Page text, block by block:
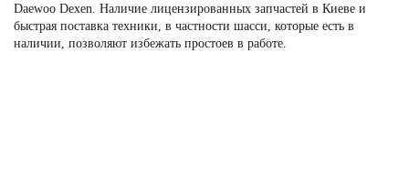
Daewoo Dexen. Наличие лицензированных запчастей в Киеве и
быстрая поставка техники, в частности шасси, которые есть в
наличии, позволяют избежать простоев в работе.